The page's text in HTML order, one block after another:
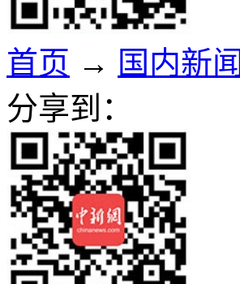
首页 → 国内新闻
分享到：